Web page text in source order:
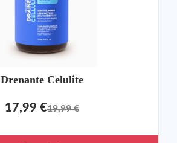
Drenante Celulite
17,99 €19,99 €